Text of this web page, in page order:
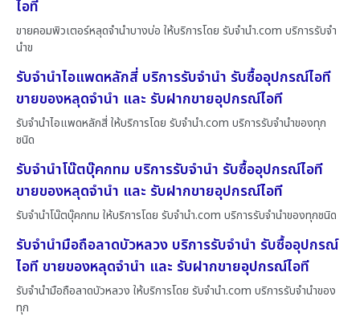
ไอที
ขายคอมพิวเตอร์หลุดจำนำบางบ่อ ให้บริการโดย รับจํานํา.com บริการรับจำ
นำข
รับจำนำไอแพดหลักสี่ บริการรับจำนำ รับซื้ออุปกรณ์ไอที
ขายของหลุดจำนำ และ รับฝากขายอุปกรณ์ไอที
รับจำนำไอแพดหลักสี่ ให้บริการโดย รับจํานํา.com บริการรับจำนำของทุก
ชนิด
รับจำนำโน๊ตบุ๊คกทม บริการรับจำนำ รับซื้ออุปกรณ์ไอที
ขายของหลุดจำนำ และ รับฝากขายอุปกรณ์ไอที
รับจำนำโน๊ตบุ๊คกทม ให้บริการโดย รับจํานํา.com บริการรับจำนำของทุกชนิด
รับจำนำมือถือลาดบัวหลวง บริการรับจำนำ รับซื้ออุปกรณ์
ไอที ขายของหลุดจำนำ และ รับฝากขายอุปกรณ์ไอที
รับจำนำมือถือลาดบัวหลวง ให้บริการโดย รับจํานํา.com บริการรับจำนำของ
ทุก